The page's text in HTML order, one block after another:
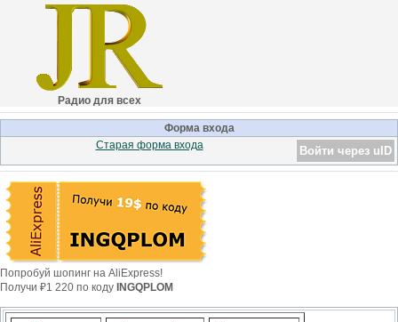
Радио для всех
Форма входа
Войти через uID
Старая форма входа
Попробуй шопинг на AliExpress!
Получи ₽1 220 по коду INGQPLOM